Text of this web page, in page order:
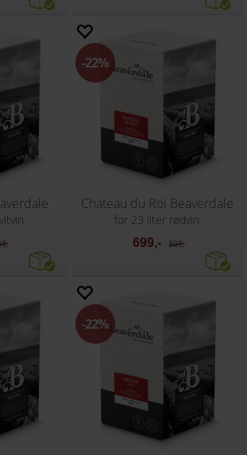
22%
Chateau du Roi Beaverdale
for 23 liter rødvin
699,- 899,-
22%